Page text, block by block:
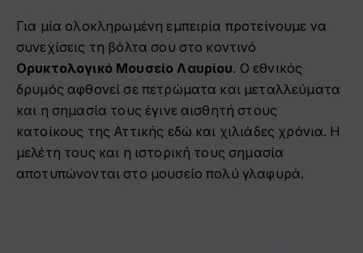
Για μία ολοκληρωμένη εμπειρία προτείνουμε να
συνεχίσεις τη βόλτα σου στο κοντινό
Ορυκτολογικό Μουσείο Λαυρίου. Ο εθνικός
δρυμός αφθονεί σε πετρώματα και μεταλλεύματα
και η σημασία τους έγινε αισθητή στους
κατοίκους της Αττικής εδώ και χιλιάδες χρόνια. Η
μελέτη τους και η ιστορική τους σημασία
αποτυπώνονται στο μουσείο πολύ γλαφυρά.